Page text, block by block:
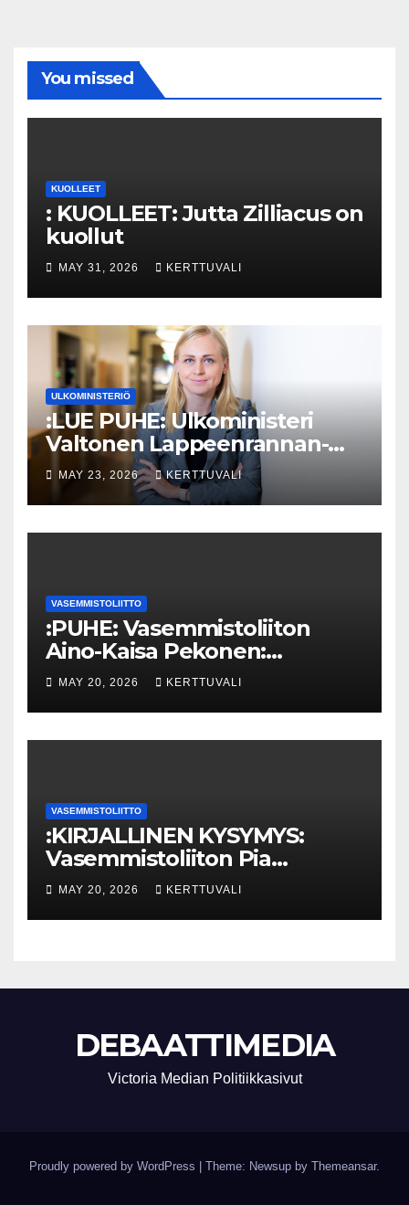
You missed
KUOLLEET
: KUOLLEET: Jutta Zilliacus on
kuollut
MAY 31, 2026 KERTTUVALI
ULKOMINISTERIÖ
:LUE PUHE: Ulkoministeri
Valtonen Lappeenrannan-
Lahden teknillisen yliopiston
kunniatohtoriksi
MAY 23, 2026 KERTTUVALI
VASEMMISTOLIITTO
:PUHE: Vasemmistoliiton
Aino-Kaisa Pekonen:
Eriarvoistumisen
pysäyttäminen luo
turvallisuutta
MAY 20, 2026 KERTTUVALI
VASEMMISTOLIITTO
:KIRJALLINEN KYSYMYS:
Vasemmistoliiton Pia
Lohikoski: Missä viipyy Orpon
hallituksen drooniohjeistus
kunnille?
MAY 20, 2026 KERTTUVALI
DEBAATTIMEDIA
Victoria Median Politiikkasivut
Proudly powered by WordPress Theme: Newsup by Themeansar.